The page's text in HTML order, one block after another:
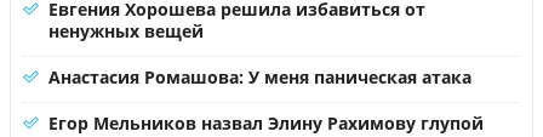
Евгения Хорошева решила избавиться от
ненужных вещей
Анастасия Ромашова: У меня паническая атака
Егор Мельников назвал Элину Рахимову глупой